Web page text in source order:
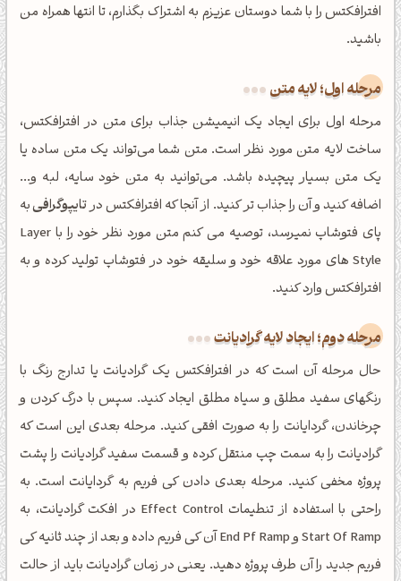
افترافکتس را با شما دوستان عزیزم به اشتراک بگذارم، تا انتها همراه من
باشید.
مرحله اول؛ لایه متن
مرحله اول برای ایجاد یک انیمیشن جذاب برای متن در افترافکتس،
ساخت لایه متن مورد نظر است. متن شما می‌تواند یک متن ساده یا
یک متن بسیار پیچیده باشد. می‌توانید به متن خود سایه، لبه و...
اضافه کنید و آن را جذاب تر کنید. از آنجا که افترافکتس درتایپوگرافیبه
پای فتوشاپ نمیرسد، توصیه می کنم متن مورد نظر خود را با Layer
Style های مورد علاقه خود و سلیقه خود در فتوشاپ تولید کرده و به
افترافکتس وارد کنید.
مرحله دوم؛ ایجاد لایه گرادیانت
حال مرحله آن است که در افترافکتس یک گرادیانت یا تدارج رنگ با
رنگهای سفید مطلق و سیاه مطلق ایجاد کنید. سپس با درگ کردن و
چرخاندن، گردایانت را به صورت افقی کنید. مرحله بعدی این است که
گرادیانت را به سمت چپ منتقل کرده و قسمت سفید گرادیانت را پشت
پروژه مخفی کنید. مرحله بعدی دادن کی فریم به گردایانت است. به
راحتی با استفاده از تنطیمات Effect Control در افکت گرادیانت، به
Start Of Ramp و End Pf Ramp آن کی فریم داده و بعد از چند ثانیه کی
فریم جدید را آن طرف پروژه دهید. یعنی در زمان گرادیانت باید از حالت